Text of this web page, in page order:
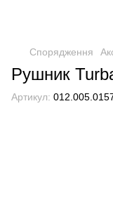
Спорядження
Рушник
Артикул: